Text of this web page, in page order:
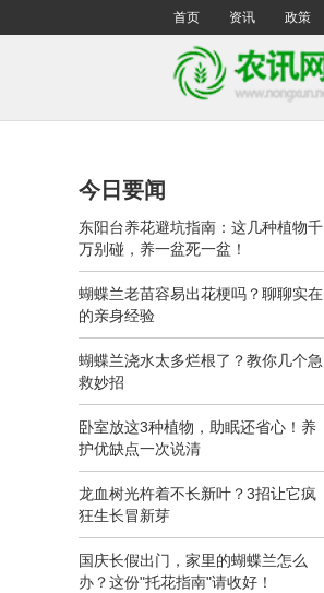
首页 资讯 政策
今日要闻
东阳台养花避坑指南：这几种植物千
万别碰，养一盆死一盆！
蝴蝶兰老苗容易出花梗吗？聊聊实在
的亲身经验
蝴蝶兰浇水太多烂根了？教你几个急
救妙招
卧室放这3种植物，助眠还省心！养
护优缺点一次说清
龙血树光杵着不长新叶？3招让它疯
狂生长冒新芽
国庆长假出门，家里的蝴蝶兰怎么
办？这份"托花指南"请收好！